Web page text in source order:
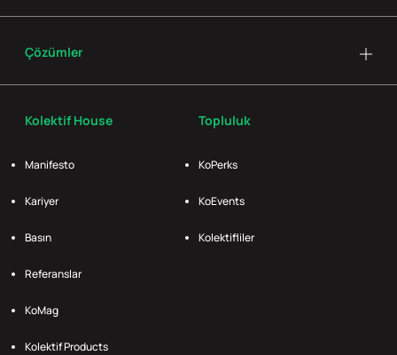
Kolektif House
Manifesto
Kariyer
Basın
Referanslar
KoMag
Kolektif Products
Topluluk
KoPerks
KoEvents
Kolektifliler
Çözümler